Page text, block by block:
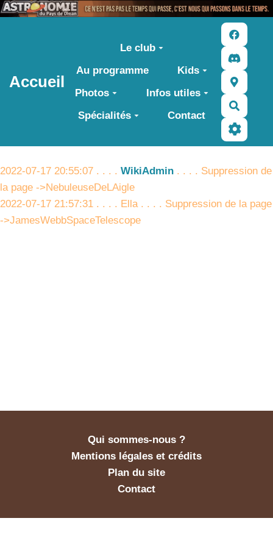
Accueil
Le club
Au programme
Kids
Photos
Infos utiles
Spécialités
Contact
2022-07-17 20:55:07 . . . . WikiAdmin . . . . Suppression de
la page ->NebuleuseDeLAigle
2022-07-17 21:57:31 . . . . Ella . . . . Suppression de la page
->JamesWebbSpaceTelescope
Qui sommes-nous ?
Mentions légales et crédits
Plan du site
Contact